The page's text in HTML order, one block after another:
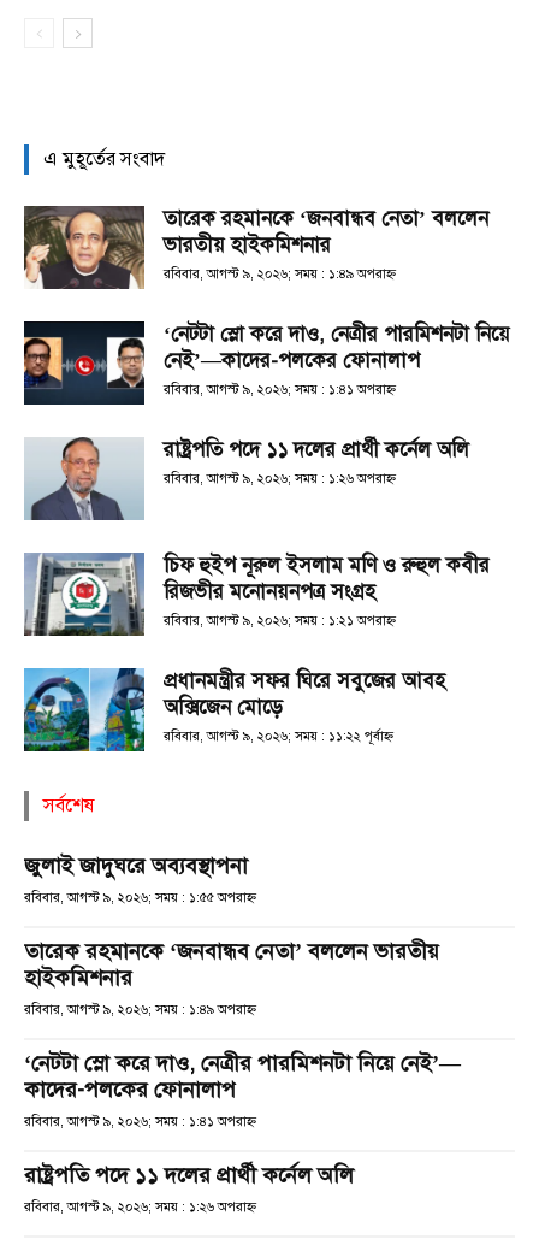
এ মুহূর্তের সংবাদ
তারেক রহমানকে ‘জনবান্ধব নেতা’ বললেন
ভারতীয় হাইকমিশনার
রবিবার, আগস্ট ৯, ২০২৬; সময় : ১:৪৯ অপরাহ্ণ
‘নেটটা স্লো করে দাও, নেত্রীর পারমিশনটা নিয়ে
নেই’—কাদের-পলকের ফোনালাপ
রবিবার, আগস্ট ৯, ২০২৬; সময় : ১:৪১ অপরাহ্ণ
রাষ্ট্রপতি পদে ১১ দলের প্রার্থী কর্নেল অলি
রবিবার, আগস্ট ৯, ২০২৬; সময় : ১:২৬ অপরাহ্ণ
চিফ হুইপ নূরুল ইসলাম মণি ও রুহুল কবীর
রিজভীর মনোনয়নপত্র সংগ্রহ
রবিবার, আগস্ট ৯, ২০২৬; সময় : ১:২১ অপরাহ্ণ
প্রধানমন্ত্রীর সফর ঘিরে সবুজের আবহ
অক্সিজেন মোড়ে
রবিবার, আগস্ট ৯, ২০২৬; সময় : ১১:২২ পূর্বাহ্ণ
সর্বশেষ
জুলাই জাদুঘরে অব্যবস্থাপনা
রবিবার, আগস্ট ৯, ২০২৬; সময় : ১:৫৫ অপরাহ্ণ
তারেক রহমানকে ‘জনবান্ধব নেতা’ বললেন ভারতীয়
হাইকমিশনার
রবিবার, আগস্ট ৯, ২০২৬; সময় : ১:৪৯ অপরাহ্ণ
‘নেটটা স্লো করে দাও, নেত্রীর পারমিশনটা নিয়ে নেই’—
কাদের-পলকের ফোনালাপ
রবিবার, আগস্ট ৯, ২০২৬; সময় : ১:৪১ অপরাহ্ণ
রাষ্ট্রপতি পদে ১১ দলের প্রার্থী কর্নেল অলি
রবিবার, আগস্ট ৯, ২০২৬; সময় : ১:২৬ অপরাহ্ণ